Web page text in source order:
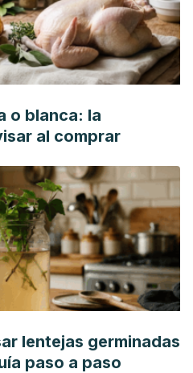
o blanca: la
al comprar
lentejas germinadas
paso a paso